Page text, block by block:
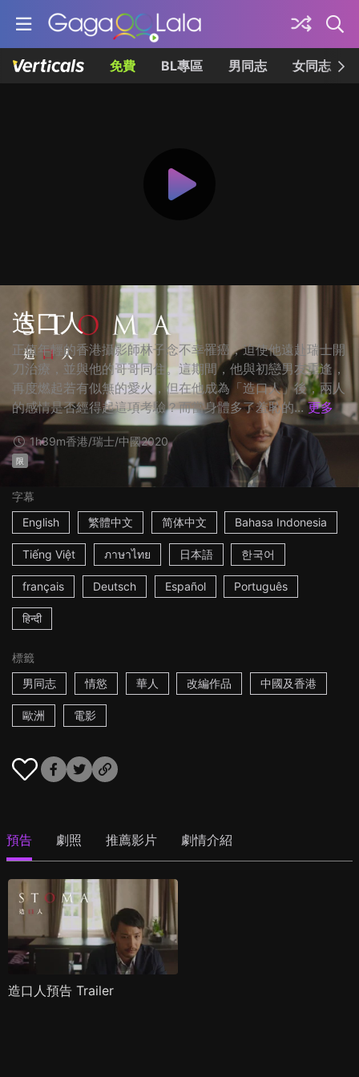
免費 BL專區 男同志 女同志
造口人
正值年輕的香港攝影師林子念不幸罹癌，迫使他遠赴瑞士開
刀治療，並與他的哥哥同住。這期間，他與初戀男友重逢，
再度燃起若有似無的愛火，但在他成為「造口人」後，兩人
的感情是否經得起這項考驗？而當身體多了羞恥的... 更多
1h39m香港/瑞士/中國2020
限
字幕
English
繁體中文 简体中文 Bahasa Indonesia
Tiếng Việt ภาษาไทย 日本語 한국어
français Deutsch Español Português
हिन्दी
標籤
男同志
情慾 華人 改編作品 中國及香港
歐洲 電影
預告 劇照 推薦影片 劇情介紹
造口人預告 Trailer